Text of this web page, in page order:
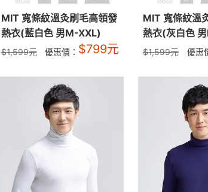
MIT 寬條紋溫灸刷毛高領發
熱衣(藍白色 男M-XXL)
$1,599元 優惠價： $799元
MIT 寬條紋溫
熱衣(灰白色
$1,599元 優惠